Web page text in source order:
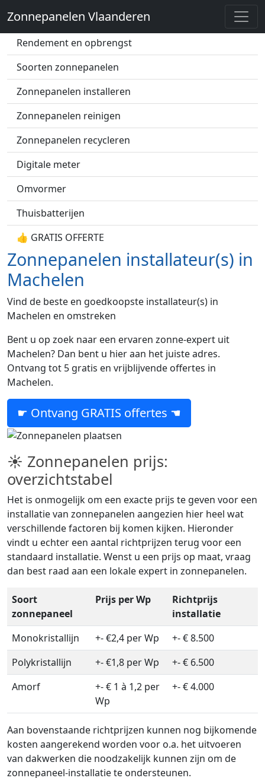
Zonnepanelen Vlaanderen
Zonnepanelen prijs
Rendement en opbrengst
Soorten zonnepanelen
Zonnepanelen installeren
Zonnepanelen reinigen
Zonnepanelen recycleren
Digitale meter
Omvormer
Thuisbatterijen
👍 GRATIS OFFERTE
Zonnepanelen installateur(s) in
Machelen
Vind de beste en goedkoopste installateur(s) in
Machelen en omstreken
Bent u op zoek naar een ervaren zonne-expert uit
Machelen? Dan bent u hier aan het juiste adres.
Ontvang tot 5 gratis en vrijblijvende offertes in
Machelen.
☛ Ontvang GRATIS offertes ☚
☀ Zonnepanelen prijs:
overzichtstabel
Het is onmogelijk om een exacte prijs te geven voor een
installatie van zonnepanelen aangezien hier heel wat
verschillende factoren bij komen kijken. Hieronder
vindt u echter een aantal richtprijzen terug voor een
standaard installatie. Wenst u een prijs op maat, vraag
dan best raad aan een lokale expert in zonnepanelen.
Soort
zonnepaneel
Prijs per Wp
Richtprijs
installatie
Monokristallijn
+- €2,4 per Wp
+- € 8.500
Polykristallijn
+- €1,8 per Wp
+- € 6.500
Amorf
+- € 1 à 1,2 per
Wp
+- € 4.000
Aan bovenstaande richtprijzen kunnen nog bijkomende
kosten aangerekend worden voor o.a. het uitvoeren
van dakwerken die noodzakelijk kunnen zijn om de
zonnepaneel-installatie te ondersteunen.